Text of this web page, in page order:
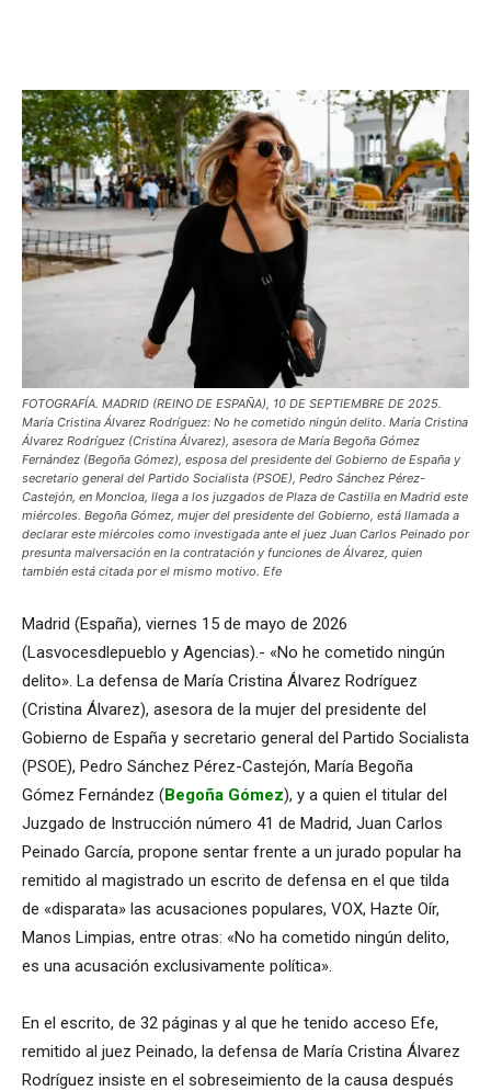
FOTOGRAFÍA. MADRID (REINO DE ESPAÑA), 10 DE SEPTIEMBRE DE 2025.
María Cristina Álvarez Rodríguez: No he cometido ningún delito. María Cristina
Álvarez Rodríguez (Cristina Álvarez), asesora de María Begoña Gómez
Fernández (Begoña Gómez), esposa del presidente del Gobierno de España y
secretario general del Partido Socialista (PSOE), Pedro Sánchez Pérez-
Castejón, en Moncloa, llega a los juzgados de Plaza de Castilla en Madrid este
miércoles. Begoña Gómez, mujer del presidente del Gobierno, está llamada a
declarar este miércoles como investigada ante el juez Juan Carlos Peinado por
presunta malversación en la contratación y funciones de Álvarez, quien
también está citada por el mismo motivo. Efe
Madrid (España), viernes 15 de mayo de 2026
(Lasvocesdlepueblo y Agencias).- «No he cometido ningún
delito». La defensa de María Cristina Álvarez Rodríguez
(Cristina Álvarez), asesora de la mujer del presidente del
Gobierno de España y secretario general del Partido Socialista
(PSOE), Pedro Sánchez Pérez-Castejón, María Begoña
Gómez Fernández (Begoña Gómez), y a quien el titular del
Juzgado de Instrucción número 41 de Madrid, Juan Carlos
Peinado García, propone sentar frente a un jurado popular ha
remitido al magistrado un escrito de defensa en el que tilda
de «disparata» las acusaciones populares, VOX, Hazte Oír,
Manos Limpias, entre otras: «No ha cometido ningún delito,
es una acusación exclusivamente política».
En el escrito, de 32 páginas y al que he tenido acceso Efe,
remitido al juez Peinado, la defensa de María Cristina Álvarez
Rodríguez insiste en el sobreseimiento de la causa después